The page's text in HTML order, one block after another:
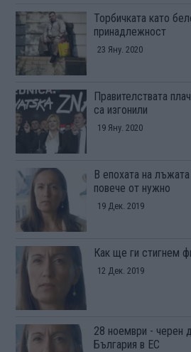
Торбичката като
принадлежност
23 Яну. 2020
Правителствата
са изгонили
19 Яну. 2020
В епохата на
повече от нужно
19 Дек. 2019
Как ще ги стигнем
12 Дек. 2019
28 ноември - черен
България в ЕС